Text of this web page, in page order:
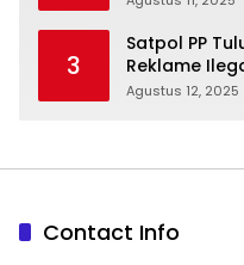
3
Satpol PP
Reklame
dan Indah
Agustus 12, 2025
Contact Info